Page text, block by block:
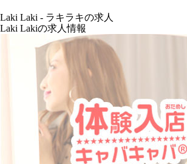
Laki Laki - ラキラキの求人
Laki Lakiの求人情報